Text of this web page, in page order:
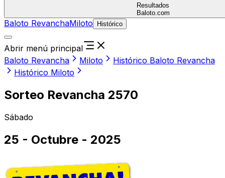
Resultados
Baloto.com
Baloto RevanchaMiloto Histórico
Abrir menú principal
Baloto Revancha
Miloto
Histórico Baloto Revancha
Histórico Miloto
Sorteo Revancha 2570
Sábado
25 - Octubre - 2025